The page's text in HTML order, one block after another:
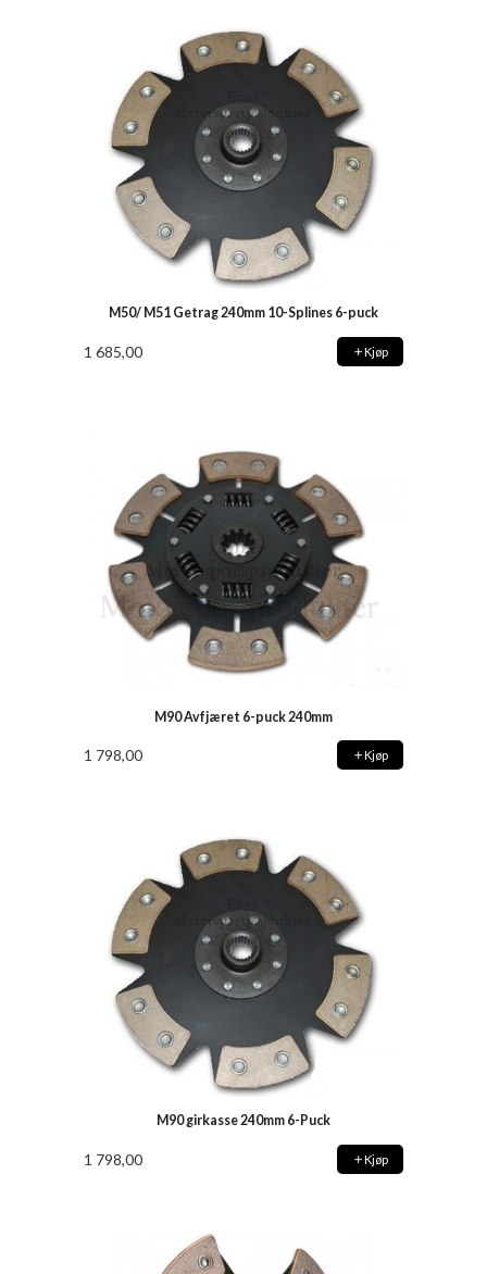
M50/ M51 Getrag 240mm 10-Splines 6-puck
1 685,00 Kjøp
M90 Avfjæret 6-puck 240mm
1 798,00 Kjøp
M90 girkasse 240mm 6-Puck
1 798,00 Kjøp